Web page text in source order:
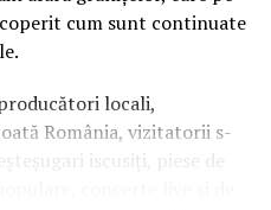
nu se închide cu
reale și tehnologie pe
noastră a fost
oameni și tehnologia
este forma ei cea mai
cum sunt continuate
locali,
România, vizitatorii s-
iscusiți, piese de